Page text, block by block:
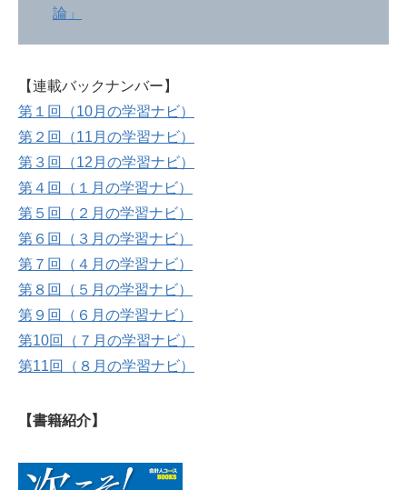
論」
【連載バックナンバー】
第１回（10月の学習ナビ）
第２回（11月の学習ナビ）
第３回（12月の学習ナビ）
第４回（１月の学習ナビ）
第５回（２月の学習ナビ）
第６回（３月の学習ナビ）
第７回（４月の学習ナビ）
第８回（５月の学習ナビ）
第９回（６月の学習ナビ）
第10回（７月の学習ナビ）
第11回（８月の学習ナビ）
【書籍紹介】